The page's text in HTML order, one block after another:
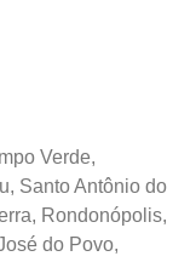
Verde,
Santo Antônio do
Rondonópolis,
do Povo,